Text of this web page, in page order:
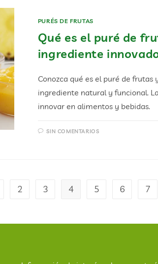
PURÉS DE FRUTAS
Qué es el puré de
ingrediente
Conozca qué es el puré de frutas
ingrediente natural y funcional.
innovar en alimentos y bebidas.
SIN COMENTARIOS
2 3 4 5 6 7